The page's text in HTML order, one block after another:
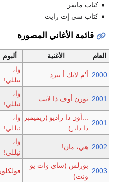
كتاب مانيتر
كتاب سي إت رايت
قائمة الأغاني المصورة
العام الأغنية ألبوم
2000 أ'م لايك أ بيرد
وا،
نيللي!
2001 تورن أوف ذا لايت
وا،
نيللي!
2001
...أون ذا راديو (ريميمبر
ذا دايز)
وا،
نيللي!
2002 هي، مان!
وا،
نيللي!
2003
بورلس (ساي وات يو
ونت)
فولكلور